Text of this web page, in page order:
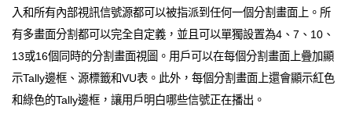
入和所有內部視訊信號源都可以被指派到任何一個分割畫面上。所
有多畫面分割都可以完全自定義，並且可以單獨設置為4、7、10、
13或16個同時的分割畫面視圖。用戶可以在每個分割畫面上疊加顯
示Tally邊框、源標籤和VU表。此外，每個分割畫面上還會顯示紅色
和綠色的Tally邊框，讓用戶明白哪些信號正在播出。